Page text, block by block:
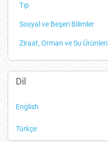
Tıp
Sosyal ve Beşeri Bilimler
Ziraat, Orman ve Su Ürünleri
Dil
English
Türkçe